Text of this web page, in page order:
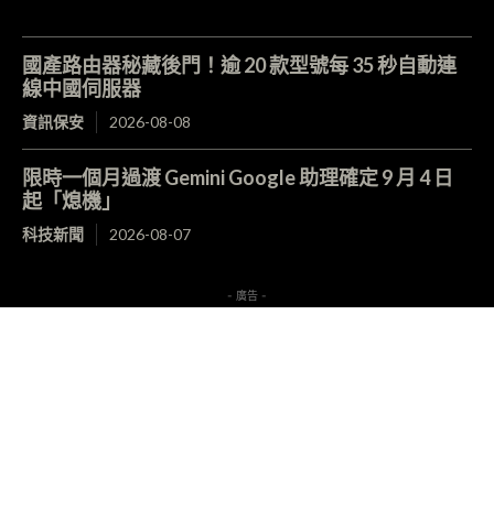
國產路由器秘藏後門！逾 20 款型號每 35 秒自動連
線中國伺服器
資訊保安 2026-08-08
限時一個月過渡 Gemini Google 助理確定 9 月 4 日
起「熄機」
科技新聞 2026-08-07
- 廣告 -